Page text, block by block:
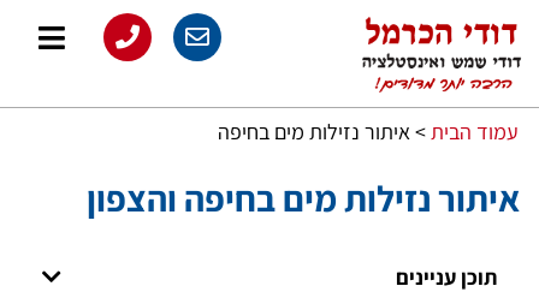
עמוד הבית>איתור נזילות מים בחיפה
איתור נזילות מים בחיפה והצפון
תוכן עניינים